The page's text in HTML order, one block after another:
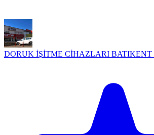
DORUK İŞİTME CİHAZLARI BATIKENT